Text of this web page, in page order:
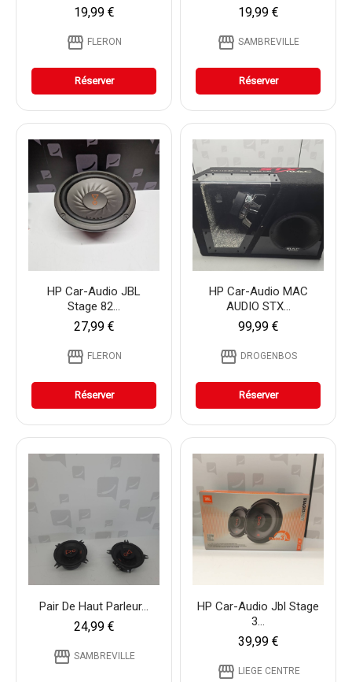
19,99 €
storefront FLERON
Réserver
19,99 €
storefront SAMBREVILLE
Réserver
HP Car-Audio JBL
Stage 82...
27,99 €
storefront FLERON
Réserver
HP Car-Audio MAC
AUDIO STX...
99,99 €
storefront DROGENBOS
Réserver
Pair De Haut Parleur...
24,99 €
storefront SAMBREVILLE
HP Car-Audio Jbl Stage
3...
39,99 €
storefront LIEGE CENTRE